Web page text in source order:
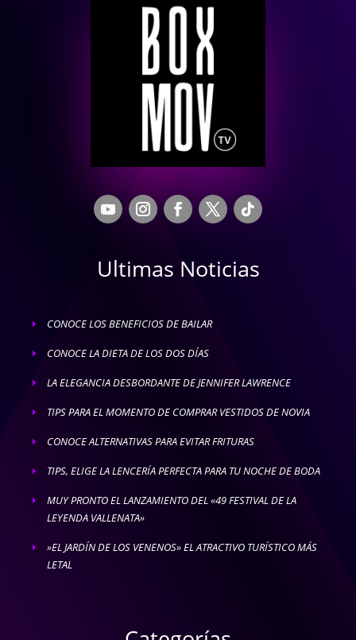
Ultimas Noticias
E CONOCE LOS BENEFICIOS DE BAILAR
E CONOCE LA DIETA DE LOS DOS DÍAS
E LA ELEGANCIA DESBORDANTE DE JENNIFER LAWRENCE
E TIPS PARA EL MOMENTO DE COMPRAR VESTIDOS DE NOVIA
E CONOCE ALTERNATIVAS PARA EVITAR FRITURAS
E TIPS, ELIGE LA LENCERÍA PERFECTA PARA TU NOCHE DE BODA
E
MUY PRONTO EL LANZAMIENTO DEL «49 FESTIVAL DE LA
LEYENDA VALLENATA»
E
»EL JARDÍN DE LOS VENENOS» EL ATRACTIVO TURÍSTICO MÁS
LETAL